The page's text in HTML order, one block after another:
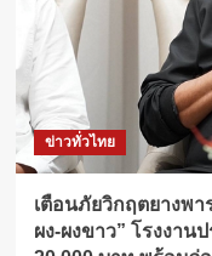
ข่าวทั่วไทย
เตือนภัยวิกฤตยางพ
ผง-ผงขาว” โรงงา